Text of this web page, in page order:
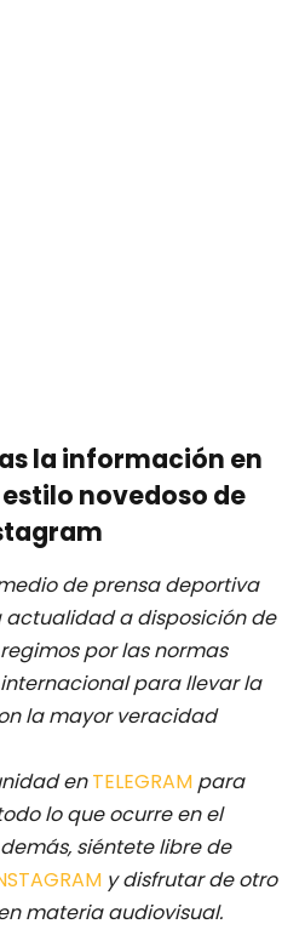
la información en
novedoso de
de prensa deportiva
actualidad a disposición de
por las normas
para llevar la
la mayor veracidad
enTELEGRAM para
lo que ocurre en el
siéntete libre de
y disfrutar de otro
materia audiovisual.